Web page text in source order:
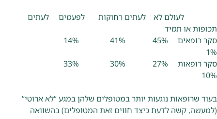
לעולם לא לעתים רחוקות לפעמים לעתים
תכופות או תמיד
1%
10%
בעוד שרופאות נוגעות יותר במטופלים שלהן במגע “לא ארוטי”
(למעשה, קשה לדעת כיצד חווים זאת המטופלים) בהשוואה